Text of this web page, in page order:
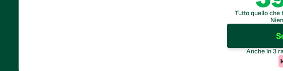
Tutto quello che
Anche in 3